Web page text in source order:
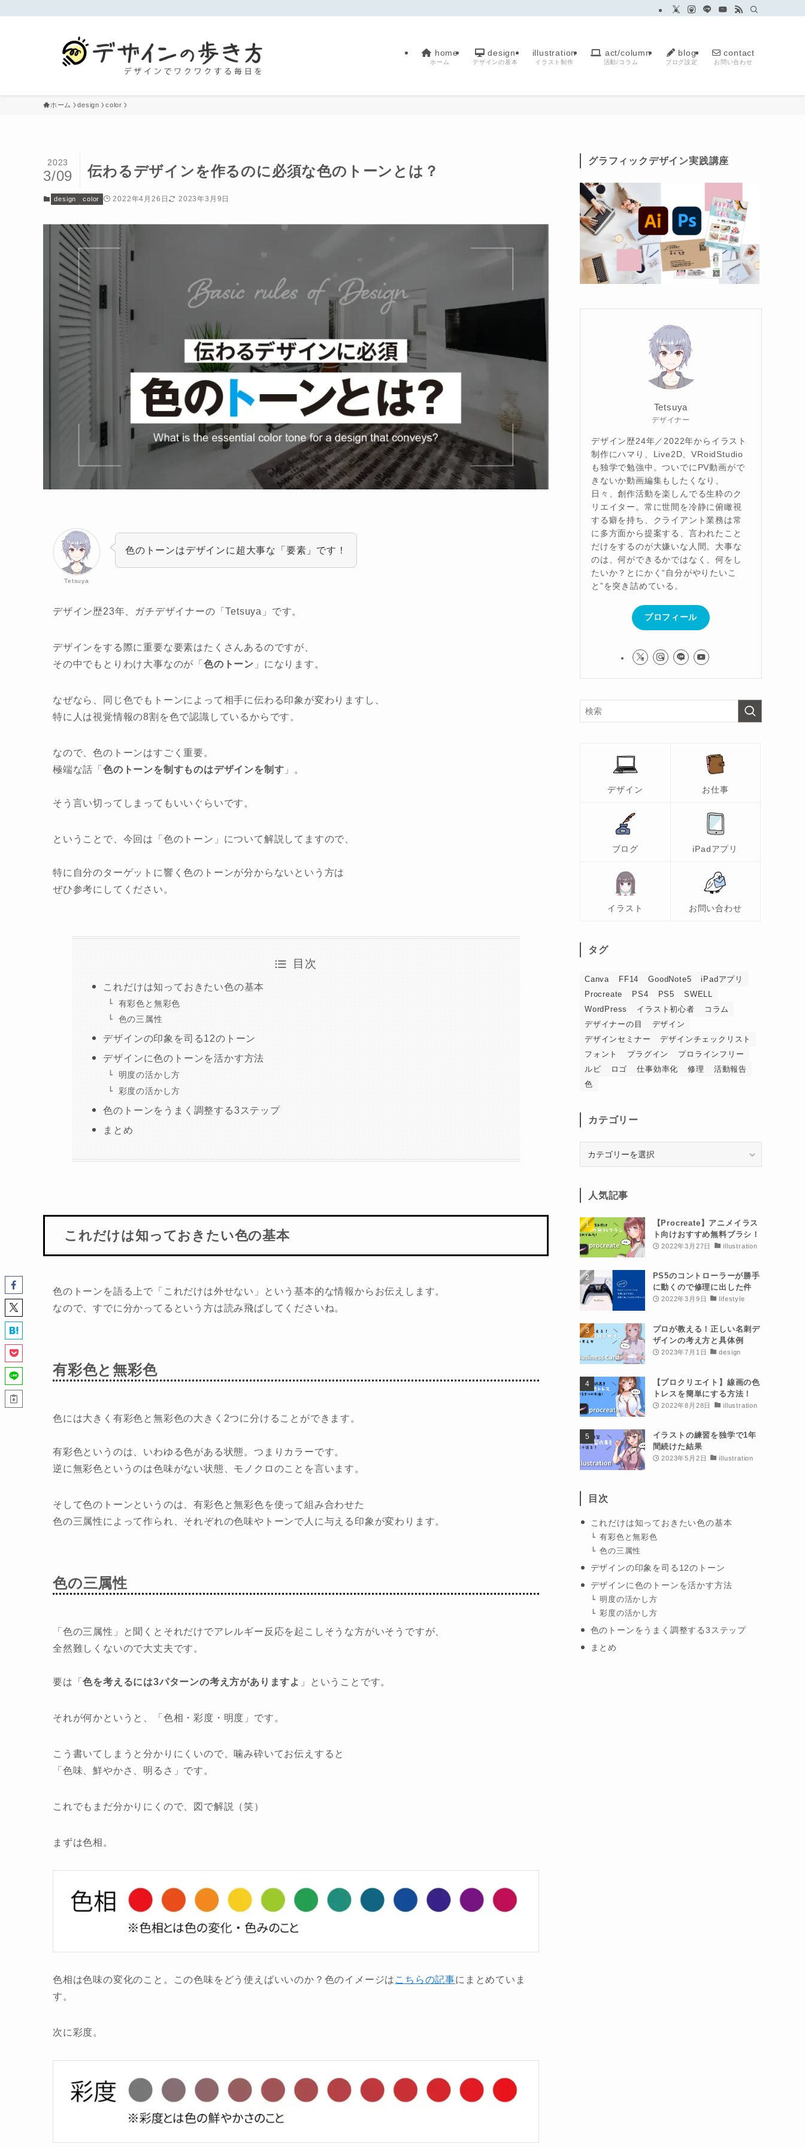
home
ホーム
design
デザインの基本
illustration
イラスト制作
act/column
活動/コラム
blog
ブログ設定
contact
お問い合わせ
ホーム design color
伝わるデザインを作るのに必須な色のトーンとは？
2023
3/09
design color 2022年4月26日 2023年3月9日
Tetsuya
色のトーンはデザインに超大事な「要素」です！
デザイン歴23年、ガチデザイナーの「Tetsuya」です。
デザインをする際に重要な要素はたくさんあるのですが、
その中でもとりわけ大事なのが「 色のトーン 」になります。
なぜなら、同じ色でもトーンによって相手に伝わる印象が変わりますし、
特に人は視覚情報の8割を色で認識しているからです。
なので、色のトーンはすごく重要。
極端な話「 色のトーンを制すものはデザインを制す 」。
そう言い切ってしまってもいいぐらいです。
ということで、今回は「色のトーン」について解説してますので、
特に自分のターゲットに響く色のトーンが分からないという方は
ぜひ参考にしてください。
目次
これだけは知っておきたい色の基本
有彩色と無彩色
色の三属性
デザインの印象を司る12のトーン
デザインに色のトーンを活かす方法
明度の活かし方
彩度の活かし方
色のトーンをうまく調整する3ステップ
まとめ
これだけは知っておきたい色の基本
色のトーンを語る上で「これだけは外せない」という基本的な情報からお伝えします。
なので、すでに分かってるという方は読み飛ばしてくださいね。
有彩色と無彩色
色には大きく有彩色と無彩色の大きく2つに分けることができます。
有彩色というのは、いわゆる色がある状態。つまりカラーです。
逆に無彩色というのは色味がない状態、モノクロのことを言います。
そして色のトーンというのは、有彩色と無彩色を使って組み合わせた
色の三属性によって作られ、それぞれの色味やトーンで人に与える印象が変わります。
色の三属性
「色の三属性」と聞くとそれだけでアレルギー反応を起こしそうな方がいそうですが、
全然難しくないので大丈夫です。
要は「色を考えるには3パターンの考え方がありますよ 」ということです。
それが何かというと、「色相・彩度・明度」です。
こう書いてしまうと分かりにくいので、噛み砕いてお伝えすると
「色味、鮮やかさ、明るさ」です。
これでもまだ分かりにくので、図で解説（笑）
まずは色相。
色相は色味の変化のこと。この色味をどう使えばいいのか？色のイメージは こちらの記事にまとめていま
す。
次に彩度。
グラフィックデザイン実践講座
Tetsuya
デザイナー
デザイン歴24年／2022年からイラスト
制作にハマり、Live2D、VRoidStudio
も独学で勉強中。ついでにPV動画がで
きないか動画編集もしたくなり、
日々、創作活動を楽しんでる生粋のク
リエイター。常に世間を冷静に俯瞰視
する癖を持ち、クライアント業務は常
に多方面から提案する、言われたこと
だけをするのが大嫌いな人間。大事な
のは、何ができるかではなく、何をし
たいか？とにかく“自分がやりたいこ
と”を突き詰めている。
プロフィール
デザイン お仕事
ブログ iPadアプリ
イラスト お問い合わせ
タグ
Canva FF14 GoodNote5
iPadアプリ
Procreate
PS4 PS5
SWELL
WordPress
イラスト初心者
コラム
デザイナーの目
デザイン
デザインセミナー
デザインチェックリスト
フォント
プラグイン
プロラインフリー
ルビ
ロゴ 仕事効率化 修理
活動報告
色
カテゴリー
リ
人気記事
【Procreate】アニメイラス
ト向けおすすめ無料ブラシ！
2022年3月27日 illustration
PS5のコントローラーが勝手
に動くので修理に出した件
2022年3月9日 lifestyle
プロが教える！正しい名刺デ
ザインの考え方と具体例
2023年7月1日 design
【プロクリエイト】線画の色
トレスを簡単にする方法！
2022年8月28日 illustration
イラストの練習を独学で1年
間続けた結果
2023年5月2日 illustration
目次
これだけは知っておきたい色の基本
有彩色と無彩色
色の三属性
デザインの印象を司る12のトーン
デザインに色のトーンを活かす方法
明度の活かし方
彩度の活かし方
色のトーンをうまく調整する3ステップ
まとめ